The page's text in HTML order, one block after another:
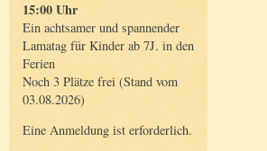
15:00 Uhr
Ein achtsamer und spannender
Lamatag für Kinder ab 7J. in den
Ferien
Noch 3 Plätze frei (Stand vom
03.08.2026)
Eine Anmeldung ist erforderlich.